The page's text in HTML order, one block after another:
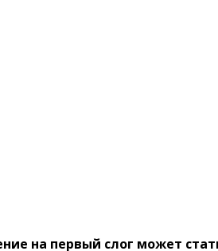
на первый слог может